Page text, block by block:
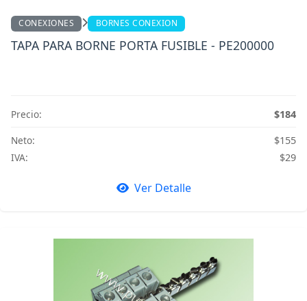
CONEXIONES BORNES CONEXION
TAPA PARA BORNE PORTA FUSIBLE - PE200000
Precio:
$184
Neto:
$155
IVA:
$29
Ver Detalle